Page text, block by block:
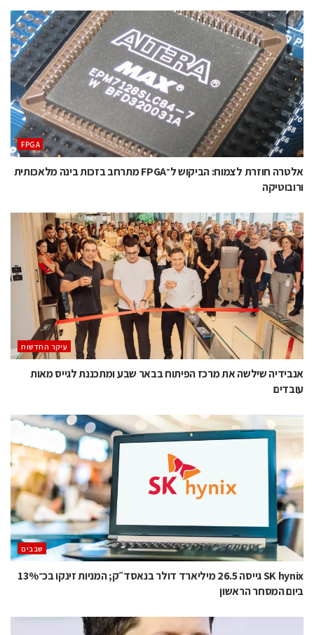
‫‪FPGA‬‬
אלטרה חוזרת לצמוח: הביקוש ל־FPGA מתרחב בזכות בינה מלאכותית
ורובוטיקה
עיקר החדשות
אנבידיה שילשה את מרכז הפיתוח בבאר שבע ומתכננת לגייס מאות
עובדים
‫שבבים‬
SK hynix גייסה 26.5 מיליארד דולר בנאסד״ק; המניות זינקו בכ־13%
ביום המסחר הראשון